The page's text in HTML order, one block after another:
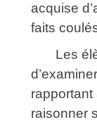
acquise
faits
Les
rapportant
raisonner